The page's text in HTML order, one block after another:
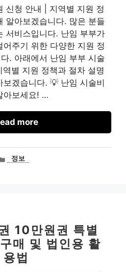
신청 안내 | 지역별 지원 정
알아보겠습니다. 많은 분들
서비스입니다. 난임 부부가
주기 위한 다양한 지원 정
. 아래에서 난임 부부 시술
별 지원 정책과 절차 설명
겠습니다. 💡 난임 시술비
아보세요! …
more
카정보
10만원권 특별
매 및 법인용 활
용법